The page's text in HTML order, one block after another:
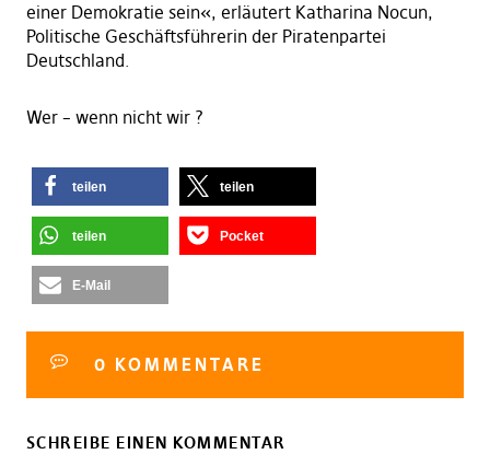
einer Demokratie sein«, erläutert Katharina Nocun,
Politische Geschäftsführerin der Piratenpartei
Deutschland.
Wer – wenn nicht wir ?
teilen teilen
teilen Pocket
E-Mail
0 KOMMENTARE
SCHREIBE EINEN KOMMENTAR